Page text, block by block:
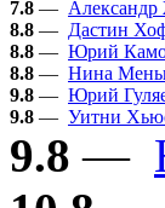
7.8 —
8.8 — Дастин
8.8 — Юрий
8.8 — Нина
9.8 — Юрий
9.8 — Уитни
9.8 —